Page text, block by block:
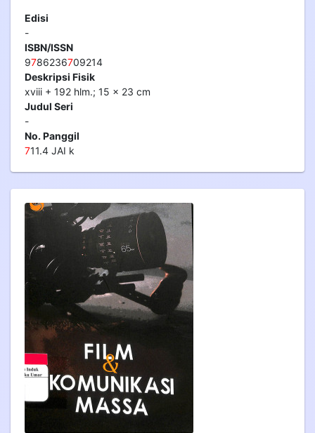
Edisi
-
ISBN/ISSN
9786236709214
Deskripsi Fisik
xviii + 192 hlm.; 15 x 23 cm
Judul Seri
-
No. Panggil
711.4 JAI k